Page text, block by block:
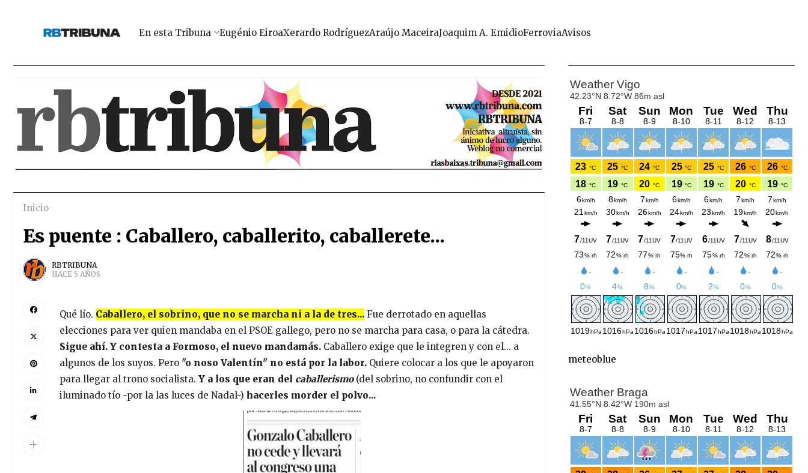
En esta Tribuna Eugénio EiroaXerardo RodríguezAraújo MaceiraJoaquim A. EmidioFerroviaAvisos
Inicio
Es puente : Caballero, caballerito, caballerete...
RBTRIBUNA
HACE 5 AÑOS
Qué lío. Caballero, el sobrino, que no se marcha ni a la de tres... Fue derrotado en aquellas
elecciones para ver quien mandaba en el PSOE gallego, pero no se marcha para casa, o para la cátedra.
Sigue ahí. Y contesta a Formoso, el nuevo mandamás. Caballero exige que le integren y con el... a
algunos de los suyos. Pero "o noso Valentín" no está por la labor. Quiere colocar a los que le apoyaron
para llegar al trono socialista. Y a los que eran del caballerismo(del sobrino, no confundir con el
iluminado tío -por la las luces de Nadal-) hacerles morder el polvo...
meteoblue